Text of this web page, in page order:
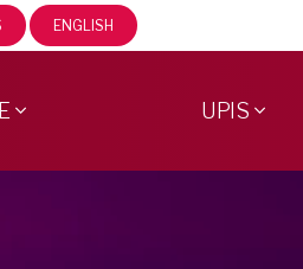
ENGLISH
UPIS